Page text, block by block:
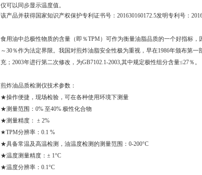
仪可以同步显示温度值。
该产品并获得国家知识产权保护专利证书号：201630160172.5发明专利号：
食用油中总极性物质的含量（即％TPM）可作为衡量油脂品质的一个好指标
～30％作为法定界限。我国对煎炸油脂安全性极为重视，早在1986年颁布第
充；2003年进行第二次修改，为GB7102.1-2003,其中规定极性组分含量≤27％。
煎炸油品质检测仪技术参数：
★操作便捷，现场检验，可在各种使用环境下测量
★测量范围：0% 至40% 极性化合物
★测量精度： ± 2%
★TPM分辨率：0.1 %
★具备常温及高温检测，油温度检测的测量范围：0-200°C
★温度测量精度：± 1°C
★温度分辨率：0.1°C